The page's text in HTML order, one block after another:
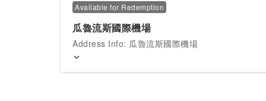
Available for Redemption
瓜魯流斯國際機場
Address Info: 瓜魯流斯國際機場